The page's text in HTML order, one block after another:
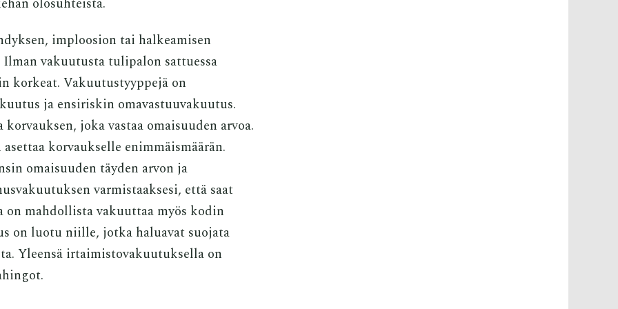
imploosion tai halkeamisen
vakuutusta tulipalon sattuessa
korkeat. Vakuutustyyppejä on
ja ensiriskin omavastuuvakuutus.
joka vastaa omaisuuden arvoa.
korvaukselle enimmäismäärän.
omaisuuden täyden arvon ja
varmistaaksesi, että saat
on mahdollista vakuuttaa myös kodin
on luotu niille, jotka haluavat suojata
Yleensä irtaimistovakuutuksella on